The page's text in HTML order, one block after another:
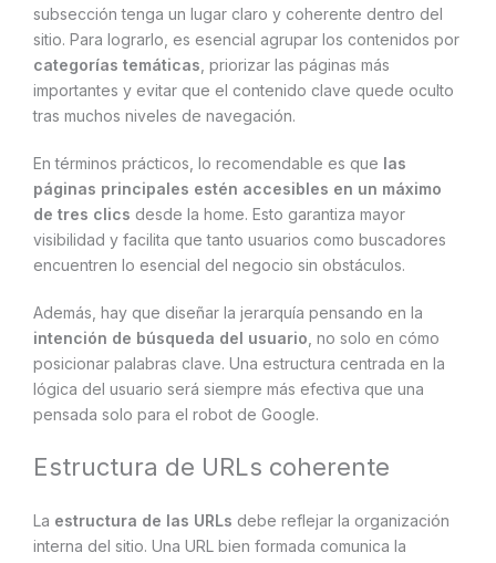
subsección tenga un lugar claro y coherente dentro del
sitio. Para lograrlo, es esencial agrupar los contenidos por
categorías temáticas , priorizar las páginas más
importantes y evitar que el contenido clave quede oculto
tras muchos niveles de navegación.
En términos prácticos, lo recomendable es que las
páginas principales estén accesibles en un máximo
de tres clics desde la home. Esto garantiza mayor
visibilidad y facilita que tanto usuarios como buscadores
encuentren lo esencial del negocio sin obstáculos.
Además, hay que diseñar la jerarquía pensando en la
intención de búsqueda del usuario , no solo en cómo
posicionar palabras clave. Una estructura centrada en la
lógica del usuario será siempre más efectiva que una
pensada solo para el robot de Google.
Estructura de URLs coherente
La estructura de las URLs debe reflejar la organización
interna del sitio. Una URL bien formada comunica la